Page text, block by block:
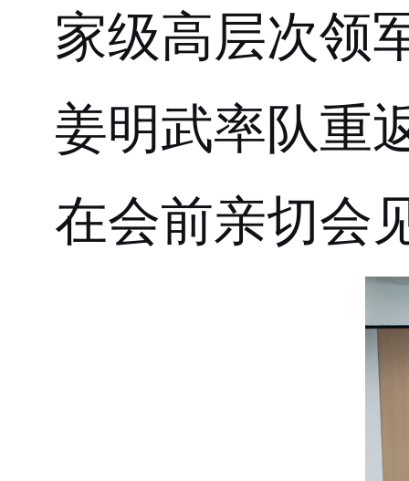
家级高层次领
姜明武率队重
在会前亲切会